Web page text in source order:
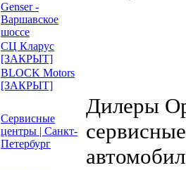
Genser -
Варшавское
шоссе
СЦ Кларус
[ЗАКРЫТ]
BLOCK Motors
[ЗАКРЫТ]
Сервисные
центры | Санкт-
Петербург
Дилеры